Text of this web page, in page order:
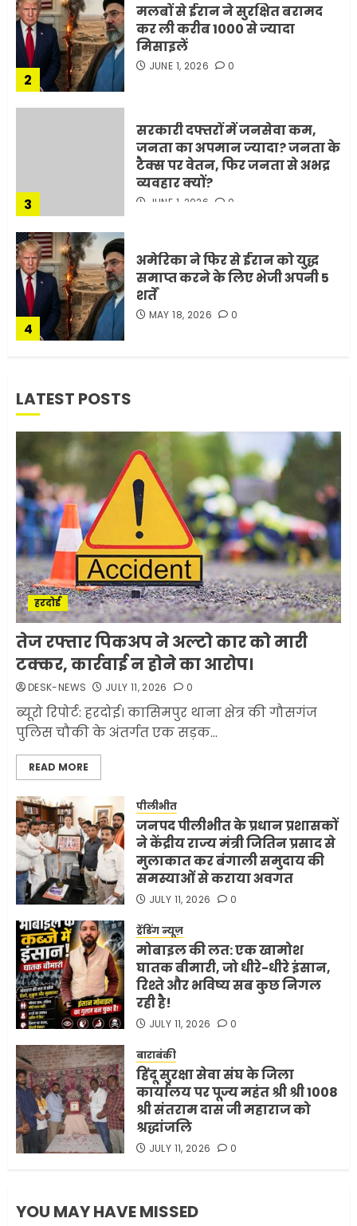
3
सरकारी दफ्तरों में जनसेवा कम,
जनता का अपमान ज्यादा? जनता के
टैक्स पर वेतन, फिर जनता से अभद्र
व्यवहार क्यों?
4
अमेरिका ने फिर से ईरान को युद्ध
समाप्त करने के लिए भेजी अपनी 5
शर्तें
5
भारत-अमेरिका व्यापार समझौता
ट्रंप ने किया एलान
FEBRUARY 3, 2026
1
रही है!
JULY 11, 2026 0
2
मलबों से ईरान ने सुरक्षित बरामद
कर ली करीब 1000 से ज्यादा
मिसाइलें
JUNE 1, 2026 0
3
सरकारी दफ्तरों में जनसेवा कम,
जनता का अपमान ज्यादा? जनता के
टैक्स पर वेतन, फिर जनता से अभद्र
व्यवहार क्यों?
JUNE 1, 2026 0
4
शर्तें
MAY 18, 2026 0
5
भारत-अमेरिका व्यापार समझौता
FEBRUARY 3, 2026
LATEST POSTS
हरदोई
तेज रफ्तार पिकअप ने अल्टो कार को मारी
टक्कर, कार्रवाई न होने का आरोप।
DESK-NEWS JULY 11, 2026 0
ब्यूरो रिपोर्ट: हरदोई। कासिमपुर थाना क्षेत्र की गौसगंज
पुलिस चौकी के अंतर्गत एक सड़क...
READ MORE
पीलीभीत
जनपद पीलीभीत के प्रधान प्रशासकों
ने केंद्रीय राज्य मंत्री जितिन प्रसाद से
मुलाकात कर बंगाली समुदाय की
समस्याओं से कराया अवगत
JULY 11, 2026 0
ट्रेंडिंग न्यूज़
मोबाइल की लत: एक खामोश
घातक बीमारी, जो धीरे-धीरे इंसान,
रिश्ते और भविष्य सब कुछ निगल
रही है!
JULY 11, 2026 0
बाराबंकी
हिंदू सुरक्षा सेवा संघ के जिला
कार्यालय पर पूज्य महंत श्री श्री 1008
श्री संतराम दास जी महाराज को
श्रद्धांजलि
JULY 11, 2026 0
YOU MAY HAVE MISSED